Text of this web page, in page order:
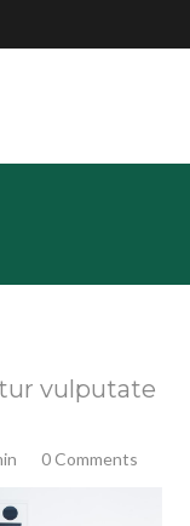
vulputate
0 Comments